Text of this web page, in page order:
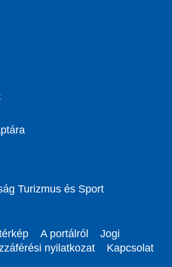
Turizmus és Sport
A portálról
Jogi
nyilatkozat Kapcsolat